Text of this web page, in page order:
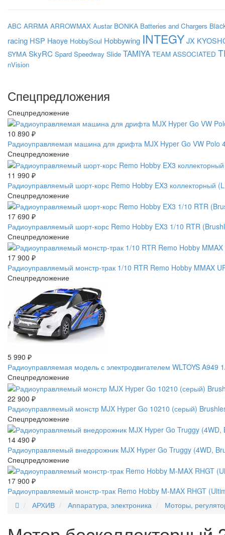
ABC ARRMA ARROWMAX Austar BONKA Batteries and Chargers
racing HSP Haoye HobbySoul Hobbywing INTEGYJX
SYMA SkyRC Spard Speedway Slide TAMIYA TEAM ASSOCIATED
nVision
Спецпредложения
Спецпредложение
10 890 ₽
Радиоуправляемая машина для дрифта MJX Hyper Go VW Polo
Спецпредложение
11 990 ₽
Радиоуправляемый шорт-корс Remo Hobby EX3 коллекторный
Спецпредложение
17 690 ₽
Радиоуправляемый шорт-корс Remo Hobby EX3 1/10 RTR
Спецпредложение
17 900 ₽
Радиоуправляемый монстр-трак 1/10 RTR Remo Hobby MMAX
Спецпредложение
5 990 ₽
Радиоуправляемая модель с электродвигателем WLTOYS A949
Спецпредложение
22 900 ₽
Радиоуправляемый монстр MJX Hyper Go 10210 (серый)
Спецпредложение
14 490 ₽
Радиоуправляемый внедорожник MJX Hyper Go Truggy (4WD,
Спецпредложение
17 900 ₽
Радиоуправляемый монстр-трак Remo Hobby M-MAX RHGT
АРХИВ
Аппаратура, электроника Моторы,